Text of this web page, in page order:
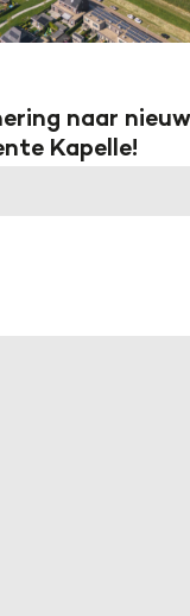
naar
Kapelle!